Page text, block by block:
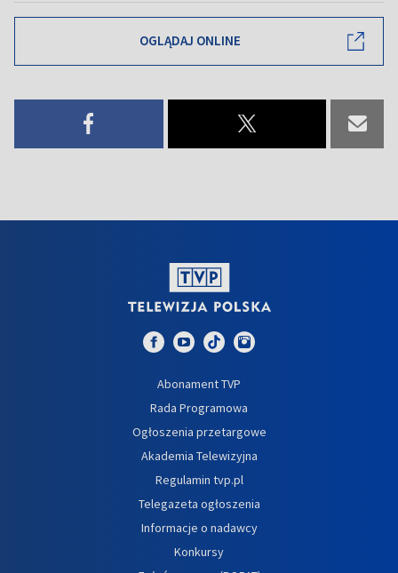
OGLĄDAJ ONLINE
Abonament TVP
Rada Programowa
Ogłoszenia przetargowe
Akademia Telewizyjna
Regulamin tvp.pl
Telegazeta ogłoszenia
Informacje o nadawcy
Konkursy